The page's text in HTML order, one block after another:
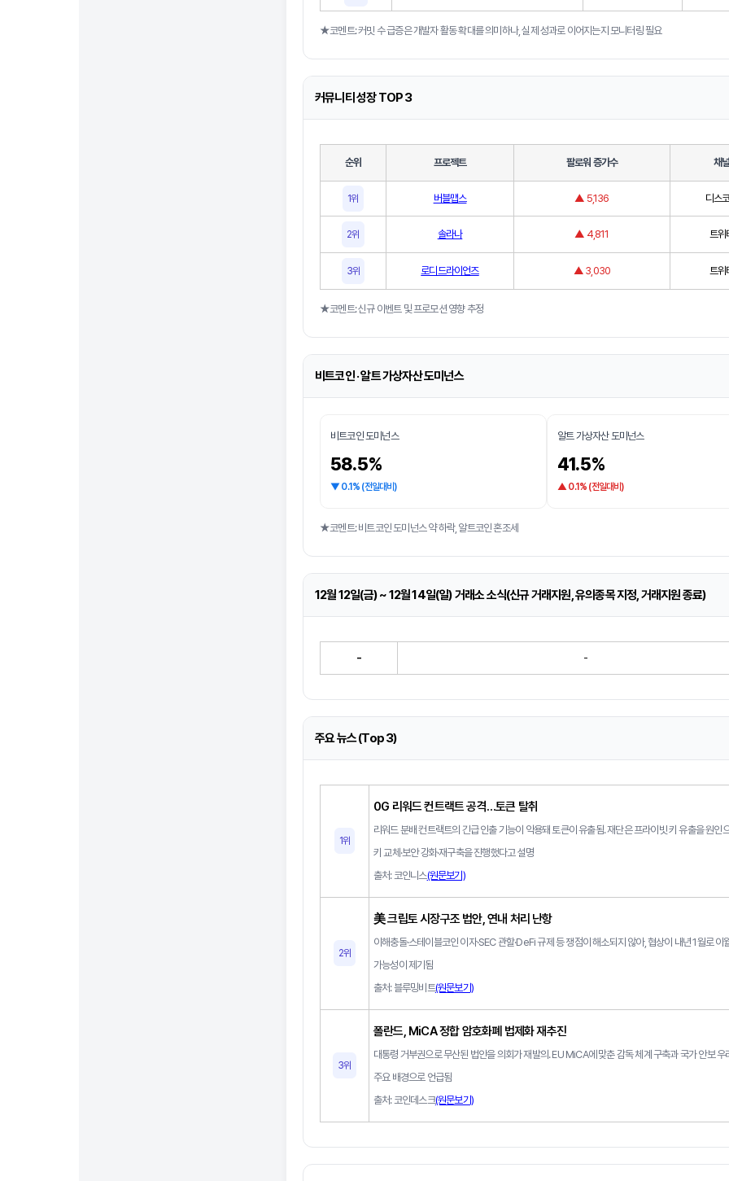
★코멘트: 커밋 수 급증은 개발자 활동 확대를 의미하나, 실제 성과로 이어지는지 모니터링 필요
커뮤니티 성장 TOP 3
순위 프로젝트 팔로워 증가수 채널
1위 버블맵스 ▲ 5,136 디스
2위 솔라나 ▲ 4,811 트위
3위 로디드라이언즈 ▲ 3,030 트위
★코멘트: 신규 이벤트 및 프로모션 영향 추정
비트코인 · 알트 가상자산 도미넌스
비트코인 도미넌스
58.5%
▼ 0.1% (전일대비)
알트 가상자산 도미넌스
41.5%
▲ 0.1% (전일대비)
★코멘트: 비트코인 도미넌스 약 하락, 알트코인 혼조세
12월 12일(금) ~ 12월 14일(일) 거래소 소식(신규 거래지원, 유의종목 지정, 거래지원 종료)
- -
주요 뉴스 (Top 3)
1위
0G 리워드 컨트랙트 공격…토큰 탈취
리워드 분배 컨트랙트의 긴급 인출 기능이 악용돼 토큰이 유출됨. 재단은 프라이빗 키 유출을 원인
키 교체·보안 강화·재구축을 진행했다고 설명
출처: 코인니스(원문보기)
2위
美 크립토 시장구조 법안, 연내 처리 난항
이해충돌·스테이블코인 이자·SEC 관할·DeFi 규제 등 쟁점이 해소되지 않아, 협상이 내년 1월로 이
가능성이 제기됨
출처: 블루밍비트(원문보기)
3위
폴란드, MiCA 정합 암호화폐 법제화 재추진
대통령 거부권으로 무산된 법안을 의회가 재발의. EU MiCA에 맞춘 감독 체계 구축과 국가 안보 우
주요 배경으로 언급됨
출처: 코인데스크(원문보기)